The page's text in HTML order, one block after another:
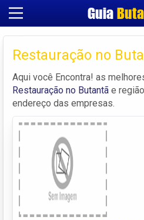
Guia
Criar
Restauração no
Aqui você Encontra! as
Restauração no Butantã e
endereço das empresas.